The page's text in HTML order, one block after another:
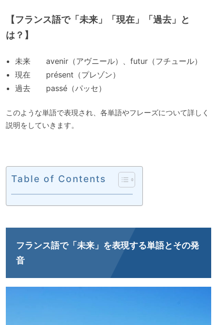
【フランス語で「未来」「現在」「過去」と
は？】
未来 avenir（アヴニール）、futur（フチュール）
現在 présent（プレゾン）
過去 passé（パッセ）
このような単語で表現され、各単語やフレーズについて詳しく
説明をしていきます。
Table of Contents
フランス語で「未来」を表現する単語とその発
音